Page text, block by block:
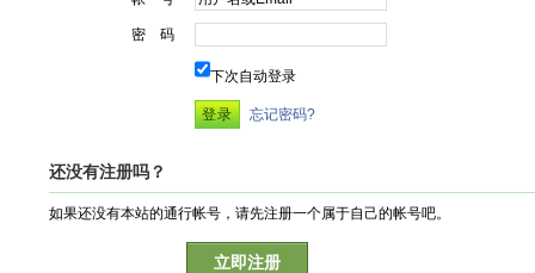
密 码
下次自动登录
忘记密码?
还没有注册吗？
如果还没有本站的通行帐号，请先注册一个属于自己的帐号吧。
立即注册